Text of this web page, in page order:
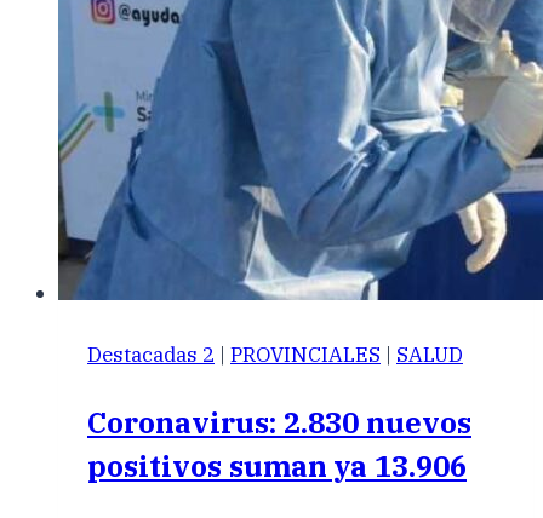
Destacadas 2 | PROVINCIALES | SALUD
Coronavirus: 2.830 nuevos
positivos suman ya 13.906